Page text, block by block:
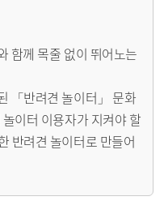
함께 목줄 없이 뛰어노는
「반려견 놀이터」 문화
이터 이용자가 지켜야 할
반려견 놀이터로 만들어